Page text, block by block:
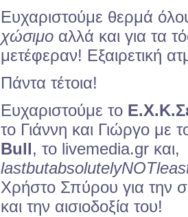
Ευχαριστούμε θερμά
χώσιμο αλλά και για τα
μετέφεραν! Εξαιρετική
Πάντα τέτοια!
Eυχαριστούμε το
το Γιάννη και Γιώργο με
Bull, το livemedia.gr και,
Χρήστο Σπύρου για την
και την αισιοδοξία του!